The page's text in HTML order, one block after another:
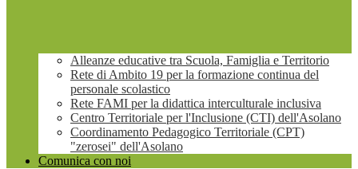
Alleanze educative tra Scuola, Famiglia e Territorio
Rete di Ambito 19 per la formazione continua del
personale scolastico
Rete FAMI per la didattica interculturale inclusiva
Centro Territoriale per l'Inclusione (CTI) dell'Asolano
Coordinamento Pedagogico Territoriale (CPT)
"zerosei" dell'Asolano
Comunica con noi